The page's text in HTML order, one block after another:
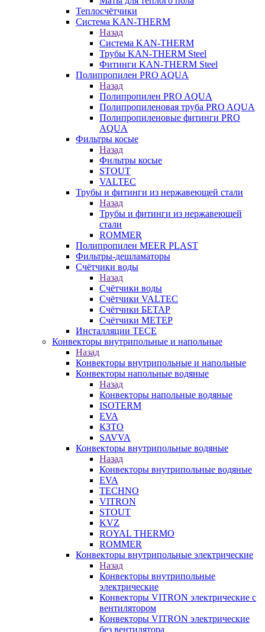
Теплосчётчики
Система KAN-THERM
Назад
Система KAN-THERM
Трубы KAN-THERM Steel
Фитинги KAN-THERM Steel
Полипропилен PRO AQUA
Назад
Полипропилен PRO AQUA
Полипропиленовая труба PRO AQUA
Полипропиленовые фитинги PRO
AQUA
Фильтры косые
Назад
Фильтры косые
STOUT
VALTEC
Трубы и фитинги из нержавеющей стали
Назад
Трубы и фитинги из нержавеющей
стали
ROMMER
Полипропилен MEER PLAST
Фильтры-дешламаторы
Счётчики воды
Назад
Счётчики воды
Счётчики VALTEC
Счётчики БЕТАР
Счётчики МЕТЕР
Инсталляции TECE
Конвекторы внутрипольные и напольные
Назад
Конвекторы внутрипольные и напольные
Конвекторы напольные водяные
Назад
Конвекторы напольные водяные
ISOTERM
EVA
КЗТО
SAVVA
Конвекторы внутрипольные водяные
Назад
Конвекторы внутрипольные водяные
EVA
TECHNO
VITRON
STOUT
KVZ
ROYAL THERMO
ROMMER
Конвекторы внутрипольные электрические
Назад
Конвекторы внутрипольные
электрические
Конвекторы VITRON электрические с
вентилятором
Конвекторы VITRON электрические
без вентилятора